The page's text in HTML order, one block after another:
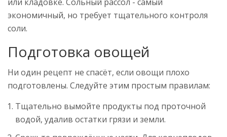
экономичный, но требует тщательного контроля
соли.
Подготовка овощей
Ни один рецепт не спасёт, если овощи плохо
подготовлены. Следуйте этим простым правилам:
Тщательно вымойте продукты под проточной
водой, удалив остатки грязи и земли.